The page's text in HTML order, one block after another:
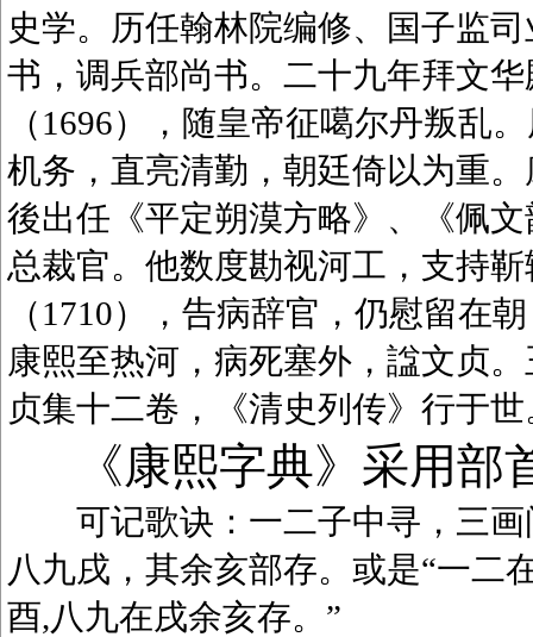
史学。历任翰林院编修、国子监
书，调兵部尚书。二十九年拜文
（1696），随皇帝征噶尔丹叛乱
机务，直亮清勤，朝廷倚以为重
後出任《平定朔漠方略》、《佩
总裁官。他数度勘视河工，支持
（1710），告病辞官，仍慰留在
康熙至热河，病死塞外，諡文贞
贞集十二卷，《清史列传》行于世
《康熙字典》采用
可记歌诀：一二子中寻，三画
八九戌，其余亥部存。或是“一二
酉,八九在戌余亥存。”